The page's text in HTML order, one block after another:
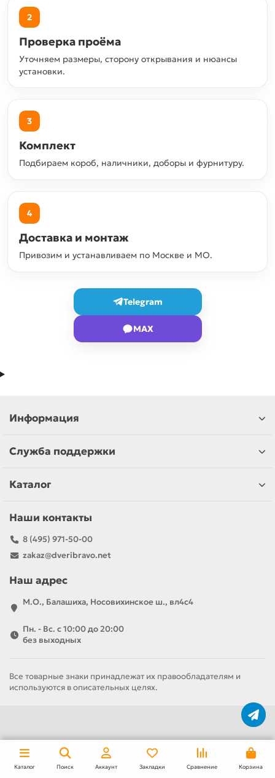
2
Проверка проёма
Уточняем размеры, сторону открывания и нюансы
установки.
3
Комплект
Подбираем короб, наличники, доборы и фурнитуру.
4
Доставка и монтаж
Привозим и устанавливаем по Москве и МО.
Telegram
MAX
Информация
Служба поддержки
Каталог
Наши контакты
8 (495) 971-50-00
zakaz@dveribravo.net
Наш адрес
М.О., Балашиха, Носовихинское ш., вл4с4
Пн. - Вс. с 10:00 до 20:00
без выходных
Все товарные знаки принадлежат их правообладателям и
используются в описательных целях.
Каталог Поиск Аккаунт Закладки Сравнение Корзина